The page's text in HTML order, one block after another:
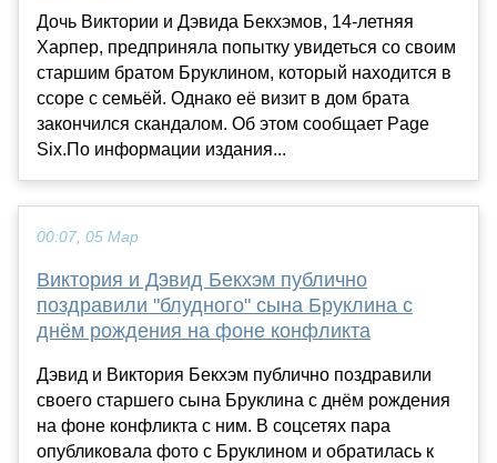
Дочь Виктории и Дэвида Бекхэмов, 14-летняя
Харпер, предприняла попытку увидеться со своим
старшим братом Бруклином, который находится в
ссоре с семьёй. Однако её визит в дом брата
закончился скандалом. Об этом сообщает Page
Six.По информации издания...
00:07, 05 Мар
Виктория и Дэвид Бекхэм публично
поздравили "блудного" сына Бруклина с
днём рождения на фоне конфликта
Дэвид и Виктория Бекхэм публично поздравили
своего старшего сына Бруклина с днём рождения
на фоне конфликта с ним. В соцсетях пара
опубликовала фото с Бруклином и обратилась к